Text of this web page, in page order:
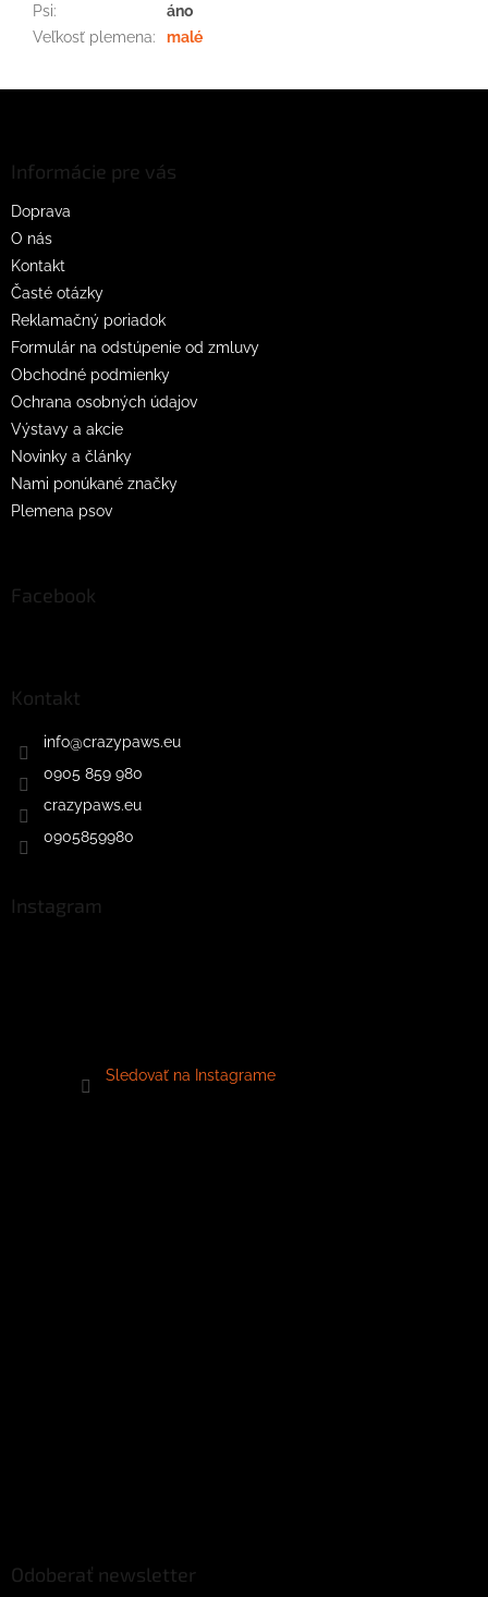
Psi:
áno
Veľkosť plemena: malé
Informácie pre vás
Doprava
O nás
Kontakt
Časté otázky
Reklamačný poriadok
Formulár na odstúpenie od zmluvy
Obchodné podmienky
Ochrana osobných údajov
Výstavy a akcie
Novinky a články
Nami ponúkané značky
Plemena psov
Facebook
Kontakt
info@crazypaws.eu
0905 859 980
crazypaws.eu
0905859980
Instagram
Sledovať na Instagrame
Odoberať newsletter